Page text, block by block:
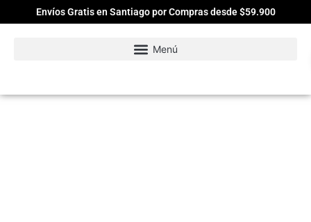
Envíos Gratis en Santiago por Compras desde $59.900